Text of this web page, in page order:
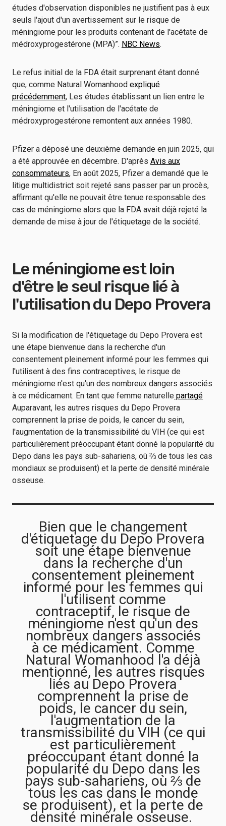
études d'observation disponibles ne justifient pas à eux
seuls l'ajout d'un avertissement sur le risque de
méningiome pour les produits contenant de l'acétate de
médroxyprogestérone (MPA)”. NBC News.
Le refus initial de la FDA était surprenant étant donné
que, comme Natural Womanhood expliqué
précédemment, Les études établissant un lien entre le
méningiome et l'utilisation de l'acétate de
médroxyprogestérone remontent aux années 1980.
Pfizer a déposé une deuxième demande en juin 2025, qui
a été approuvée en décembre. D'après Avis aux
consommateurs, En août 2025, Pfizer a demandé que le
litige multidistrict soit rejeté sans passer par un procès,
affirmant qu'elle ne pouvait être tenue responsable des
cas de méningiome alors que la FDA avait déjà rejeté la
demande de mise à jour de l'étiquetage de la société.
Le méningiome est loin
d'être le seul risque lié à
l'utilisation du Depo Provera
Si la modification de l'étiquetage du Depo Provera est
une étape bienvenue dans la recherche d'un
consentement pleinement informé pour les femmes qui
l'utilisent à des fins contraceptives, le risque de
méningiome n'est qu'un des nombreux dangers associés
à ce médicament. En tant que femme naturelle partagé
Auparavant, les autres risques du Depo Provera
comprennent la prise de poids, le cancer du sein,
l'augmentation de la transmissibilité du VIH (ce qui est
particulièrement préoccupant étant donné la popularité du
Depo dans les pays sub-sahariens, où ⅔ de tous les cas
mondiaux se produisent) et la perte de densité minérale
osseuse.
Bien que le changement
d'étiquetage du Depo Provera
soit une étape bienvenue
dans la recherche d'un
consentement pleinement
informé pour les femmes qui
l'utilisent comme
contraceptif, le risque de
méningiome n'est qu'un des
nombreux dangers associés
à ce médicament. Comme
Natural Womanhood l'a déjà
mentionné, les autres risques
liés au Depo Provera
comprennent la prise de
poids, le cancer du sein,
l'augmentation de la
transmissibilité du VIH (ce qui
est particulièrement
préoccupant étant donné la
popularité du Depo dans les
pays sub-sahariens, où ⅔ de
tous les cas dans le monde
se produisent), et la perte de
densité minérale osseuse.